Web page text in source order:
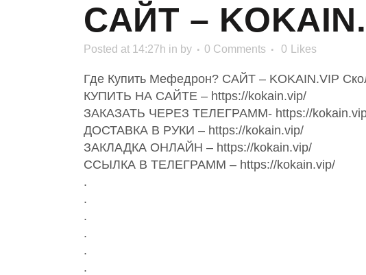
САЙТ –
Posted at 14:27h in by 0 Comments 0 Likes
Где Купить Мефедрон? САЙТ – KOKAIN.VIP
КУПИТЬ НА САЙТЕ – https://kokain.vip/
ЗАКАЗАТЬ ЧЕРЕЗ ТЕЛЕГРАММ- https://
ДОСТАВКА В РУКИ – https://kokain.vip/
ЗАКЛАДКА ОНЛАЙН – https://kokain.vip/
ССЫЛКА В ТЕЛЕГРАММ – https://kokain.vip/
.
.
.
.
.
.